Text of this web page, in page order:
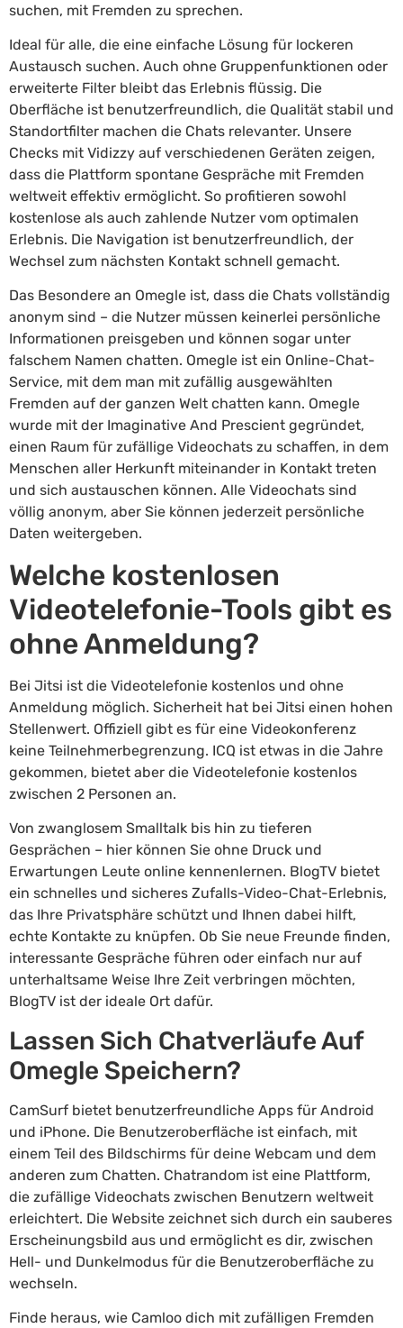
suchen, mit Fremden zu sprechen.
Ideal für alle, die eine einfache Lösung für lockeren
Austausch suchen. Auch ohne Gruppenfunktionen oder
erweiterte Filter bleibt das Erlebnis flüssig. Die
Oberfläche ist benutzerfreundlich, die Qualität stabil und
Standortfilter machen die Chats relevanter. Unsere
Checks mit Vidizzy auf verschiedenen Geräten zeigen,
dass die Plattform spontane Gespräche mit Fremden
weltweit effektiv ermöglicht. So profitieren sowohl
kostenlose als auch zahlende Nutzer vom optimalen
Erlebnis. Die Navigation ist benutzerfreundlich, der
Wechsel zum nächsten Kontakt schnell gemacht.
Das Besondere an Omegle ist, dass die Chats vollständig
anonym sind – die Nutzer müssen keinerlei persönliche
Informationen preisgeben und können sogar unter
falschem Namen chatten. Omegle ist ein Online-Chat-
Service, mit dem man mit zufällig ausgewählten
Fremden auf der ganzen Welt chatten kann. Omegle
wurde mit der Imaginative And Prescient gegründet,
einen Raum für zufällige Videochats zu schaffen, in dem
Menschen aller Herkunft miteinander in Kontakt treten
und sich austauschen können. Alle Videochats sind
völlig anonym, aber Sie können jederzeit persönliche
Daten weitergeben.
Welche kostenlosen
Videotelefonie-Tools gibt es
ohne Anmeldung?
Bei Jitsi ist die Videotelefonie kostenlos und ohne
Anmeldung möglich. Sicherheit hat bei Jitsi einen hohen
Stellenwert. Offiziell gibt es für eine Videokonferenz
keine Teilnehmerbegrenzung. ICQ ist etwas in die Jahre
gekommen, bietet aber die Videotelefonie kostenlos
zwischen 2 Personen an.
Von zwanglosem Smalltalk bis hin zu tieferen
Gesprächen – hier können Sie ohne Druck und
Erwartungen Leute online kennenlernen. BlogTV bietet
ein schnelles und sicheres Zufalls-Video-Chat-Erlebnis,
das Ihre Privatsphäre schützt und Ihnen dabei hilft,
echte Kontakte zu knüpfen. Ob Sie neue Freunde finden,
interessante Gespräche führen oder einfach nur auf
unterhaltsame Weise Ihre Zeit verbringen möchten,
BlogTV ist der ideale Ort dafür.
Lassen Sich Chatverläufe Auf
Omegle Speichern?
CamSurf bietet benutzerfreundliche Apps für Android
und iPhone. Die Benutzeroberfläche ist einfach, mit
einem Teil des Bildschirms für deine Webcam und dem
anderen zum Chatten. Chatrandom ist eine Plattform,
die zufällige Videochats zwischen Benutzern weltweit
erleichtert. Die Website zeichnet sich durch ein sauberes
Erscheinungsbild aus und ermöglicht es dir, zwischen
Hell- und Dunkelmodus für die Benutzeroberfläche zu
wechseln.
Finde heraus, wie Camloo dich mit zufälligen Fremden